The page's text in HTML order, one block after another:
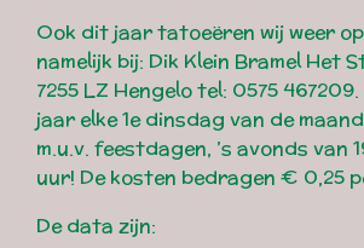
Ook dit jaar tatoeëren wij weer
namelijk bij: Dik Klein Bramel Het
7255 LZ Hengelo tel: 0575
jaar elke 1e dinsdag van de
m.u.v. feestdagen, ’s avonds van
uur! De kosten bedragen € 0,25
De data zijn: